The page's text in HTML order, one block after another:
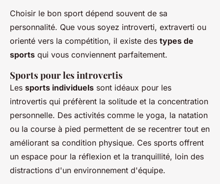
Choisir le bon sport dépend souvent de sa
personnalité. Que vous soyez introverti, extraverti ou
orienté vers la compétition, il existe des types de
sports qui vous conviennent parfaitement.
Sports pour les introvertis
Les sports individuels sont idéaux pour les
introvertis qui préfèrent la solitude et la concentration
personnelle. Des activités comme le yoga, la natation
ou la course à pied permettent de se recentrer tout en
améliorant sa condition physique. Ces sports offrent
un espace pour la réflexion et la tranquillité, loin des
distractions d'un environnement d'équipe.